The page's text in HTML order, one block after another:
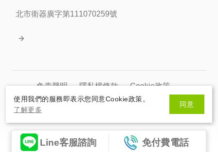
北市衛器廣字第111070259號
免責聲明 隱私權條款 Cookie政策
© 2026 HelloSanta. All rights reserve. 網頁設計 By
HelloSanta
Line客服諮詢 免付費電話
使用我們的服務即表示您同意Cookie政策。
了解更多
同意